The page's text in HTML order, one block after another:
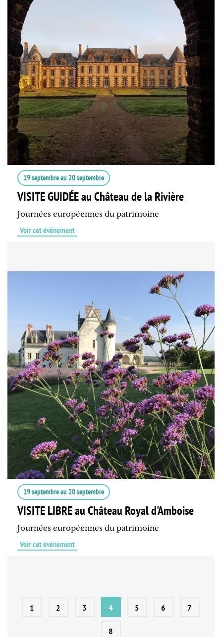
19 septembreau 20 septembre
VISITE GUIDÉE au Château de la Rivière
Journées européennes du patrimoine
Voir cet événement
19 septembreau 20 septembre
VISITE LIBRE au Château Royal d'Amboise
Journées européennes du patrimoine
Voir cet événement
1 2 3 4 5 6 7
8